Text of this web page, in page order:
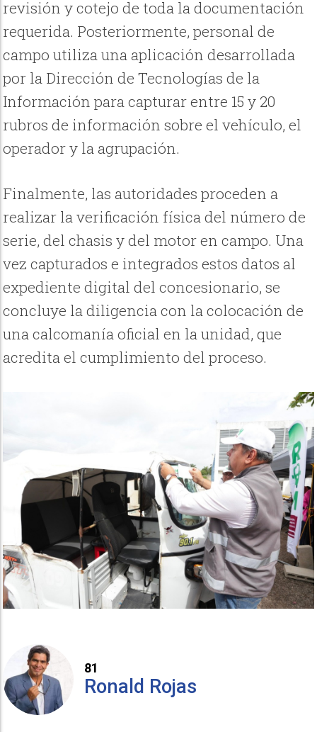
revisión y cotejo de toda la documentación
requerida. Posteriormente, personal de
campo utiliza una aplicación desarrollada
por la Dirección de Tecnologías de la
Información para capturar entre 15 y 20
rubros de información sobre el vehículo, el
operador y la agrupación.
Finalmente, las autoridades proceden a
realizar la verificación física del número de
serie, del chasis y del motor en campo. Una
vez capturados e integrados estos datos al
expediente digital del concesionario, se
concluye la diligencia con la colocación de
una calcomanía oficial en la unidad, que
acredita el cumplimiento del proceso.
81
Ronald Rojas